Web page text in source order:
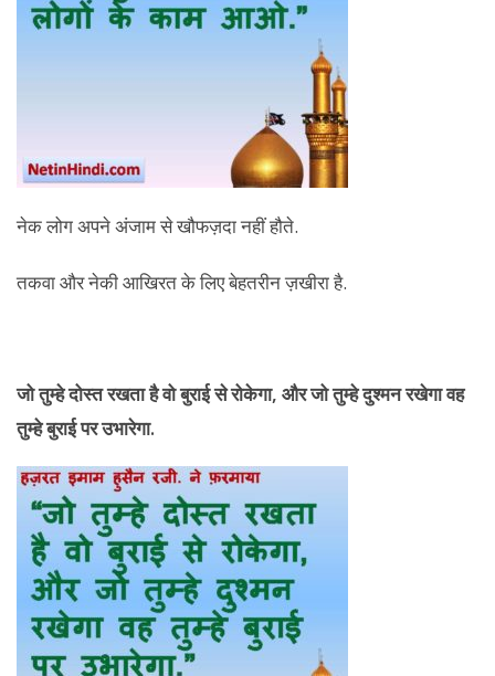
नेक लोग अपने अंजाम से खौफज़दा नहीं हौते.
तकवा और नेकी आखिरत के लिए बेहतरीन ज़खीरा है.
जो तुम्हे दोस्त रखता है वो बुराई से रोकेगा, और जो तुम्हे दुश्मन रखेगा वह
तुम्हे बुराई पर उभारेगा.